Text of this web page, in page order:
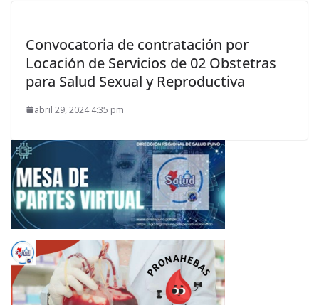
Convocatoria de contratación por
Locación de Servicios de 02 Obstetras
para Salud Sexual y Reproductiva
abril 29, 2024 4:35 pm